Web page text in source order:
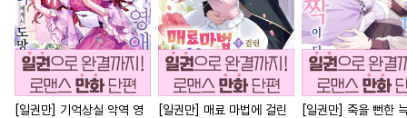
[일권만] 기억상실 악역 영
[일권만] 매료 마법에 걸린
[일권만] 죽을 뻔한